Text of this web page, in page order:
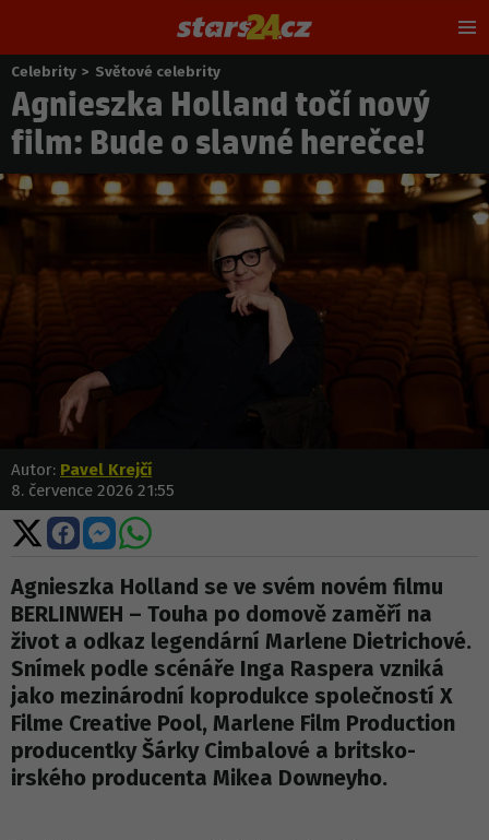
Nacházíte
se
zde:
Celebrity > Světové celebrity
Agnieszka Holland točí nový
film: Bude o slavné herečce!
Autor: Pavel Krejčí
8. července 2026 21:55
Sdílet
na
X
Sdílet
na
Facebooku
Sdílet
na
Messengeru
Sdílet
WhatsApp
Agnieszka Holland se ve svém novém filmu
BERLINWEH – Touha po domově zaměří na
život a odkaz legendární Marlene Dietrichové.
Snímek podle scénáře Inga Raspera vzniká
jako mezinárodní koprodukce společností X
Filme Creative Pool, Marlene Film Production
producentky Šárky Cimbalové a britsko-
irského producenta Mikea Downeyho.